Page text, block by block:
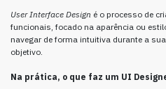
User Interface Design é o processo de
funcionais, focado na aparência ou
navegar de forma intuitiva durante a
objetivo.
Na prática, o que faz um UI